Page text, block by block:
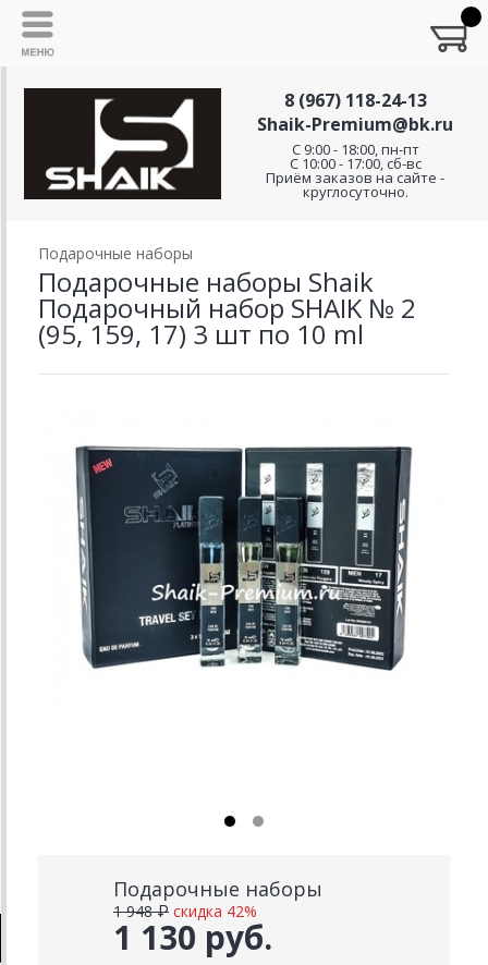
8 (967) 118-24-13
Shaik-Premium@bk.ru
C 9:00 - 18:00, пн-пт
С 10:00 - 17:00, сб-вс
Приём заказов на сайте -
круглосуточно.
Подарочные наборы
Подарочные наборы Shaik
Подарочный набор SHAIK № 2
(95, 159, 17) 3 шт по 10 ml
Подарочные наборы
1 130 руб.
1 948 ₽ скидка 42%